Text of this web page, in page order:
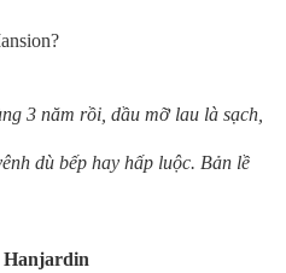
3 năm rồi, dầu mỡ lau là sạch,
dù bếp hay hấp luộc. Bản lề